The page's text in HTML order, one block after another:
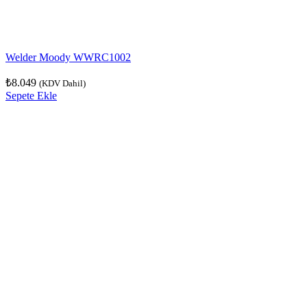
Welder Moody WWRC1002
₺8.049 (KDV Dahil)
Sepete Ekle